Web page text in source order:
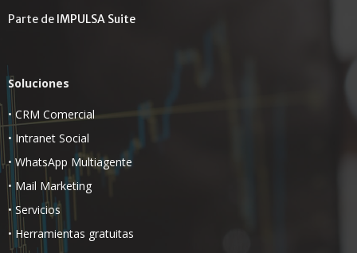
Parte de IMPULSA Suite
Soluciones
•CRM Comercial
• Intranet Social
• WhatsApp Multiagente
• Mail Marketing
• Servicios
• Herramientas gratuitas